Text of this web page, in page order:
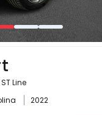
Line
2022